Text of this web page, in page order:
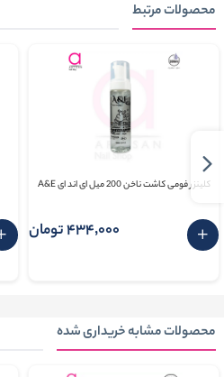
محصولات مرتبط
کلینزر فومی کاشت ناخن 200 میل ای اند ای A&E
434٬000 تومان
محصولات مشابه خریداری شده